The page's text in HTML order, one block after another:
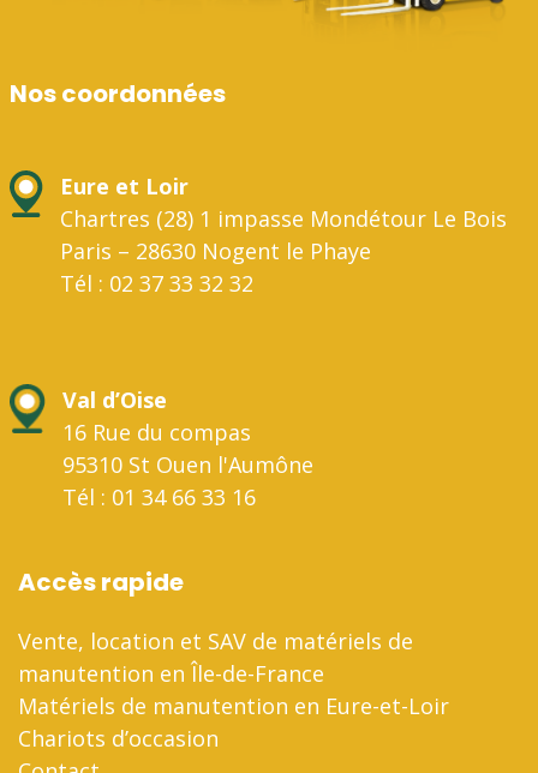
Nos coordonnées
Eure et Loir
Chartres (28) 1 impasse Mondétour Le Bois
Paris – 28630 Nogent le Phaye
Tél : 02 37 33 32 32
Val d’Oise
16 Rue du compas
95310 St Ouen l'Aumône
Tél : 01 34 66 33 16
Accès rapide
Vente, location et SAV de matériels de
manutention en Île-de-France
Matériels de manutention en Eure-et-Loir
Chariots d’occasion